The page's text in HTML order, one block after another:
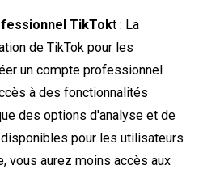
TikTokt : La
de TikTok pour les
un compte professionnel
à des fonctionnalités
des options d'analyse et de
pour les utilisateurs
vous aurez moins accès aux